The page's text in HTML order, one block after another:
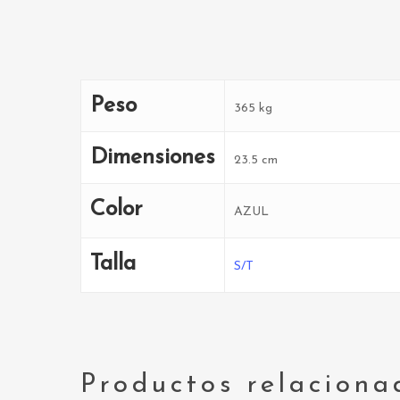
Peso 365 kg
Dimensiones 23.5 cm
Color AZUL
Talla S/T
Productos